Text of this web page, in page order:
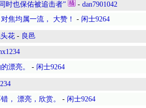
时也保佑被追击者” - dan7901042
焦均属一流， 大赞！
- 闲士9264
花 - 良邑
漂亮。
- 闲士9264
， 漂亮，欣赏。
- 闲士9264